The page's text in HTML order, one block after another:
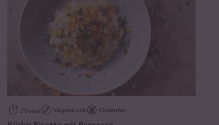
30 min Vegetarisch Glutenfrei